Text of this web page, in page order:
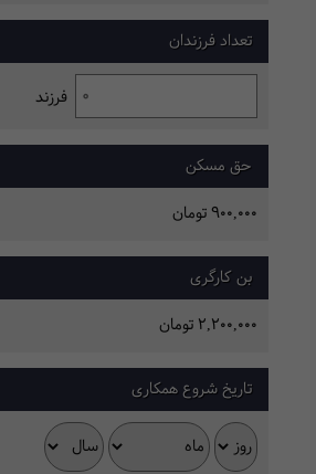
تعداد فرزندان
فرزند
حق مسکن
900,000 تومان
بن کارگری
2,200,000 تومان
تاریخ شروع همکاری